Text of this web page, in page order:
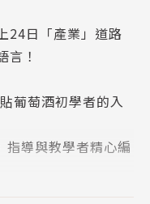
24日「產業」道路
言！
葡萄酒初學者的入
導與教學者精心編